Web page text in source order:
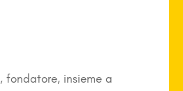
, fondatore, insieme a